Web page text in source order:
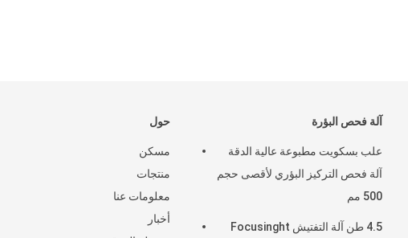
حول
مسكن
منتجات
معلومات عنا
أخبار
آلة فحص البؤرة
علب بسكويت مطبوعة عالية الدقة
آلة فحص التركيز البؤري لأقصى حجم
500 مم
4.5 طن آلة التفتيش Focusinght